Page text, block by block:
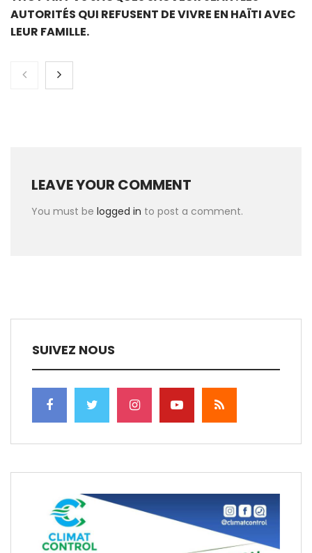
AUTORITÉS QUI REFUSENT DE VIVRE EN HAÏTI AVEC
LEUR FAMILLE.
LEAVE YOUR COMMENT
You must be logged in to post a comment.
SUIVEZ NOUS